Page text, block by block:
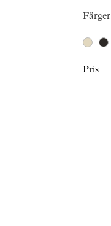
Färger
Pris